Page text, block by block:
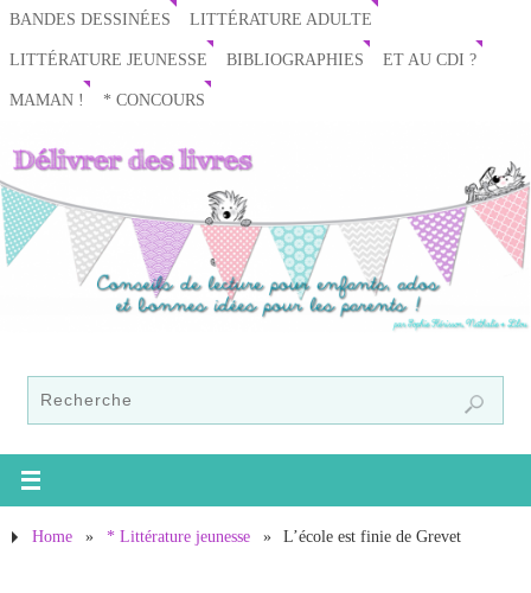
BANDES DESSINÉES LITTÉRATURE ADULTE
LITTÉRATURE JEUNESSE BIBLIOGRAPHIES ET AU CDI ?
MAMAN ! * CONCOURS
Home » * Littérature jeunesse » L’école est finie de Grevet